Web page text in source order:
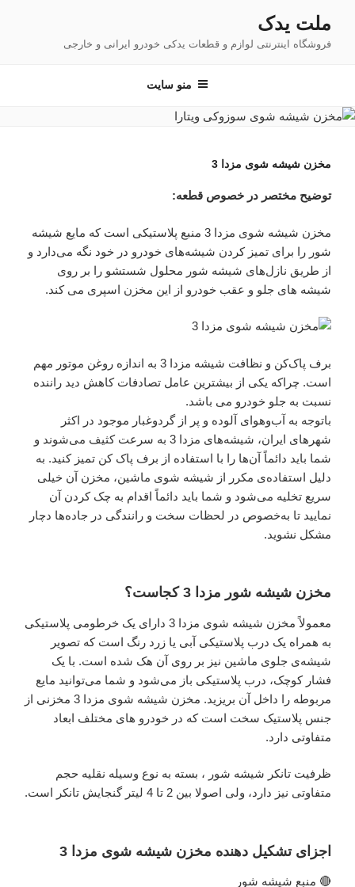
محتوا
ملت یدک
فروشگاه اینترنتی لوازم و قطعات یدکی خودرو ایرانی و خارجی
منو سایت
مخزن شیشه شوی مزدا 3
توضیح مختصر در خصوص قطعه:
مخزن شیشه شوی مزدا 3 منبع پلاستیکی است که مایع شیشه
شور را برای تمیز کردن شیشه‌های خودرو در خود نگه می‌دارد و
از طریق نازل‌های شیشه شور محلول شستشو را بر روی
شیشه های جلو و عقب خودرو از این مخزن اسپری می کند.
برف پاک‌کن و نظافت شیشه مزدا 3 به اندازه روغن موتور مهم
است. چراکه یکی از بیشترین عامل تصادفات کاهش دید راننده
نسبت به جلو خودرو می باشد.
باتوجه به آب‌وهوای آلوده و پر از گردوغبار موجود در اکثر
شهرهای ایران، شیشه‌های مزدا 3 به سرعت کثیف می‌شوند و
شما باید دائماً آن‌ها را با استفاده از برف پاک کن تمیز کنید. به
دلیل استفاده‌ی مکرر از شیشه شوی ماشین، مخزن آن خیلی
سریع تخلیه می‌شود و شما باید دائماً اقدام به چک کردن آن
نمایید تا به‌خصوص در لحظات سخت و رانندگی در جاده‌ها دچار
مشکل نشوید.
مخزن شیشه شور مزدا 3 کجاست؟
معمولاً مخزن شیشه شوی مزدا 3 دارای یک خرطومی پلاستیکی
به همراه یک درب پلاستیکی آبی یا زرد رنگ است که تصویر
شیشه‌ی جلوی ماشین نیز بر روی آن هک شده است. با یک
فشار کوچک، درب پلاستیکی باز می‌شود و شما می‌توانید مایع
مربوطه را داخل آن بریزید. مخزن شیشه شوی مزدا 3 مخزنی از
جنس پلاستیک سخت است که در خودرو های مختلف ابعاد
متفاوتی دارد.
ظرفیت تانکر شیشه شور ، بسته به نوع وسیله نقلیه حجم
متفاوتی نیز دارد، ولی اصولا بین 2 تا 4 لیتر گنجایش تانکر است.
اجزای تشکیل دهنده مخزن شیشه شوی مزدا 3
🔴 منبع شیشه شور